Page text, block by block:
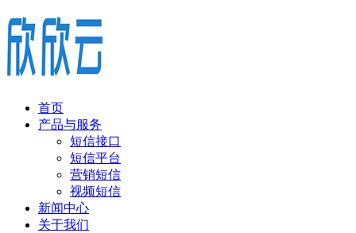
首页
产品与服务
短信接口
短信平台
营销短信
视频短信
新闻中心
关于我们